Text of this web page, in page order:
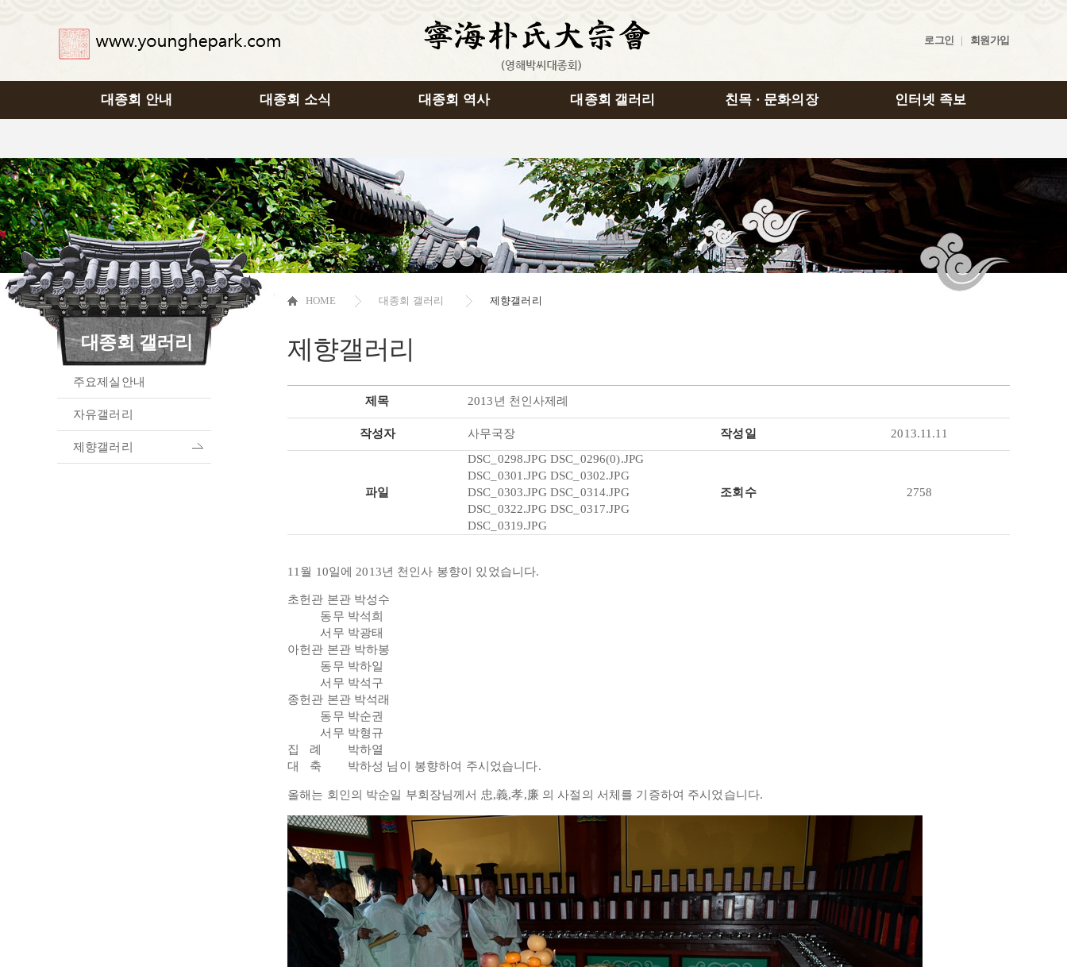
로그인 | 회원가입
대종회 안내 대종회 소식 대종회 역사 대종회 갤러리 친목 · 문화의장 인터넷 족보
HOME 대종회 갤러리 제향갤러리
대종회 갤러리
주요제실안내
자유갤러리
제향갤러리
제향갤러리
제목 2013년 천인사제례
작성자 사무국장 작성일 2013.11.11
파일
DSC_0298.JPG DSC_0296(0).JPG
DSC_0301.JPG DSC_0302.JPG
DSC_0303.JPG DSC_0314.JPG
DSC_0322.JPG DSC_0317.JPG
DSC_0319.JPG
조회수 2758
11월 10일에 2013년 천인사 봉향이 있었습니다.
초헌관 본관 박성수
동무 박석희
서무 박광태
아헌관 본관 박하봉
동무 박하일
서무 박석구
종헌관 본관 박석래
동무 박순권
서무 박형규
집 례 박하열
대 축 박하성 님이 봉향하여 주시었습니다.
올해는 회인의 박순일 부회장님께서 忠,義,孝,廉 의 사절의 서체를 기증하여 주시었습니다.